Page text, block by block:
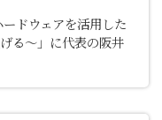
ドウェアを活用した
る〜」に代表の阪井